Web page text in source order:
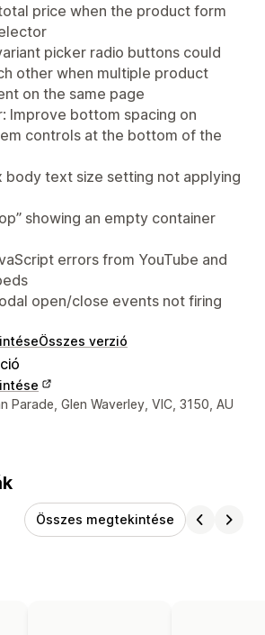
price when the product form
picker radio buttons could
other when multiple product
on the same page
Improve bottom spacing on
controls at the bottom of the
body text size setting not applying
showing an empty container
errors from YouTube and
open/close events not firing
Összes verzió
adatai
Parade, Glen Waverley, VIC, 3150, AU
Összes megtekintése